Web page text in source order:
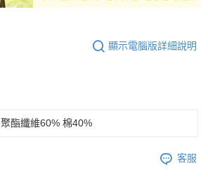
顯示電腦版詳細說明
聚酯纖維60% 棉40%
客服